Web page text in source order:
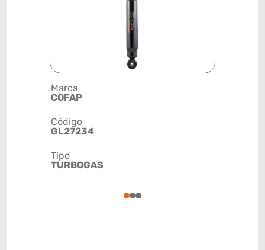
Marca
COFAP
Código
GL27234
Tipo
TURBOGAS
123